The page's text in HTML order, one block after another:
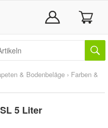
& Bodenbeläge › Farben &
5 Liter